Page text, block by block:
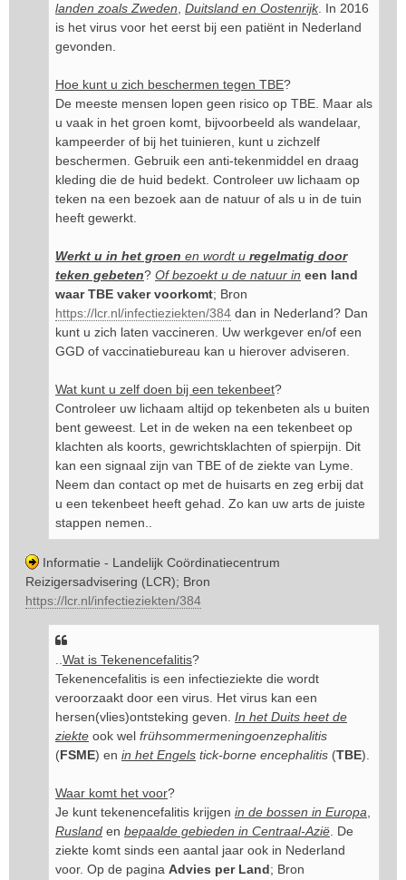
landen zoals Zweden Duitsland en Oostenrijk. In 2016
is het virus voor het eerst bij een patiënt in Nederland
gevonden.
Hoe kunt u zich beschermen tegen TBE?
De meeste mensen lopen geen risico op TBE. Maar als
u vaak in het groen komt, bijvoorbeeld als wandelaar,
kampeerder of bij het tuinieren, kunt u zichzelf
beschermen. Gebruik een anti-tekenmiddel en draag
kleding die de huid bedekt. Controleer uw lichaam op
teken na een bezoek aan de natuur of als u in de tuin
heeft gewerkt.
Werkt u in het groen en wordt u regelmatig door
teken gebeten? Of bezoekt u de natuur in een land
waar TBE vaker voorkomt; Bron
https://lcr.nl/infectieziekten/384 dan in Nederland? Dan
kunt u zich laten vaccineren. Uw werkgever en/of een
GGD of vaccinatiebureau kan u hierover adviseren.
Wat kunt u zelf doen bij een tekenbeet?
Controleer uw lichaam altijd op tekenbeten als u buiten
bent geweest. Let in de weken na een tekenbeet op
klachten als koorts, gewrichtsklachten of spierpijn. Dit
kan een signaal zijn van TBE of de ziekte van Lyme.
Neem dan contact op met de huisarts en zeg erbij dat
u een tekenbeet heeft gehad. Zo kan uw arts de juiste
stappen nemen..
Informatie - Landelijk Coördinatiecentrum
Reizigersadvisering (LCR); Bron
https://lcr.nl/infectieziekten/384
Wat is Tekenencefalitis?
Tekenencefalitis is een infectieziekte die wordt
veroorzaakt door een virus. Het virus kan een
hersen(vlies)ontsteking geven. In het Duits heet de
ziekte ook wel frühsommermeningoenzephalitis
(FSME) en in het Engels tick-borne encephalitis (TBE).
Waar komt het voor?
Je kunt tekenencefalitis krijgen in de bossen in Europa
Rusland en bepaalde gebieden in Centraal-Azië . De
ziekte komt sinds een aantal jaar ook in Nederland
voor. Op de pagina Advies per Land; Bron